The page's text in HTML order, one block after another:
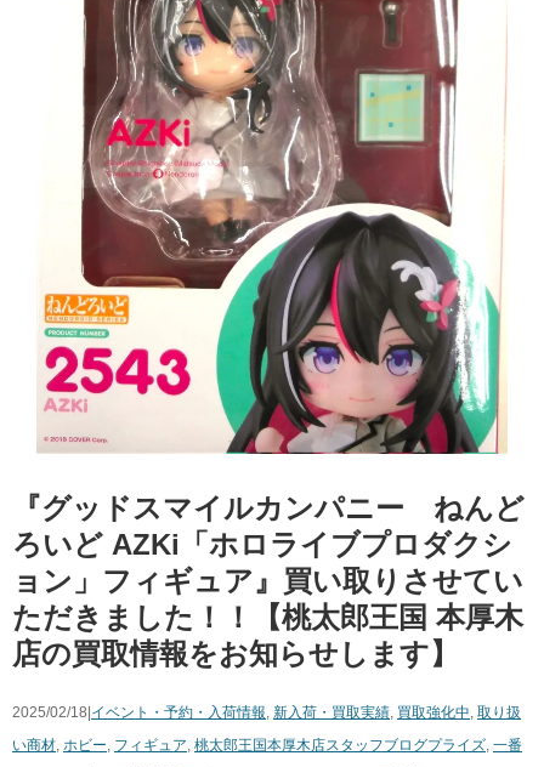
『グッドスマイルカンパニー ねんど
ろいど AZKi「ホロライブプロダクシ
ョン」フィギュア』買い取りさせてい
ただきました！！【桃太郎王国 本厚木
店の買取情報をお知らせします】
2025/02/18|イベント・予約・入荷情報 新入荷・買取実績 買取強化中 取り扱
い商材 ホビー フィギュア 桃太郎王国本厚木店スタッフブログプライズ 一番